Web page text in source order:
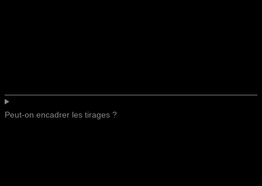
Peut-on encadrer les tirages ?